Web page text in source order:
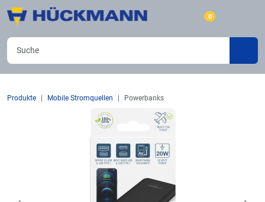
0
Produkte Mobile Stromquellen Powerbanks